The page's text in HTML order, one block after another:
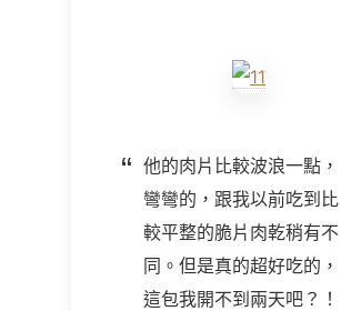
他的肉片比較波浪一點，
彎彎的，跟我以前吃到比
較平整的脆片肉乾稍有不
同。但是真的超好吃的，
這包我開不到兩天吧？！